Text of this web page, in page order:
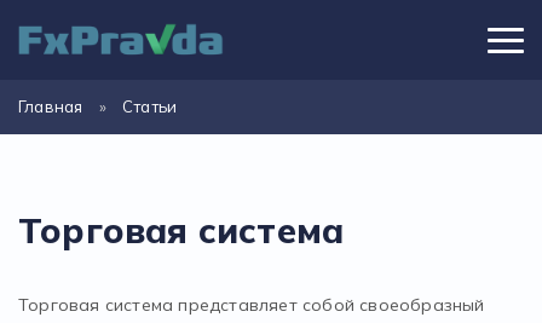
Главная » Статьи
Торговая система
Торговая система представляет собой своеобразный